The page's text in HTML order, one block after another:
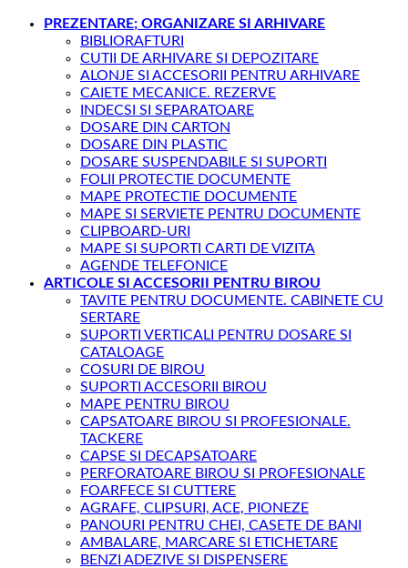
PREZENTARE; ORGANIZARE SI ARHIVARE
BIBLIORAFTURI
CUTII DE ARHIVARE SI DEPOZITARE
ALONJE SI ACCESORII PENTRU ARHIVARE
CAIETE MECANICE. REZERVE
INDECSI SI SEPARATOARE
DOSARE DIN CARTON
DOSARE DIN PLASTIC
DOSARE SUSPENDABILE SI SUPORTI
FOLII PROTECTIE DOCUMENTE
MAPE PROTECTIE DOCUMENTE
MAPE SI SERVIETE PENTRU DOCUMENTE
CLIPBOARD-URI
MAPE SI SUPORTI CARTI DE VIZITA
AGENDE TELEFONICE
ARTICOLE SI ACCESORII PENTRU BIROU
TAVITE PENTRU DOCUMENTE. CABINETE CU
SERTARE
SUPORTI VERTICALI PENTRU DOSARE SI
CATALOAGE
COSURI DE BIROU
SUPORTI ACCESORII BIROU
MAPE PENTRU BIROU
CAPSATOARE BIROU SI PROFESIONALE.
TACKERE
CAPSE SI DECAPSATOARE
PERFORATOARE BIROU SI PROFESIONALE
FOARFECE SI CUTTERE
AGRAFE, CLIPSURI, ACE, PIONEZE
PANOURI PENTRU CHEI, CASETE DE BANI
AMBALARE, MARCARE SI ETICHETARE
BENZI ADEZIVE SI DISPENSERE